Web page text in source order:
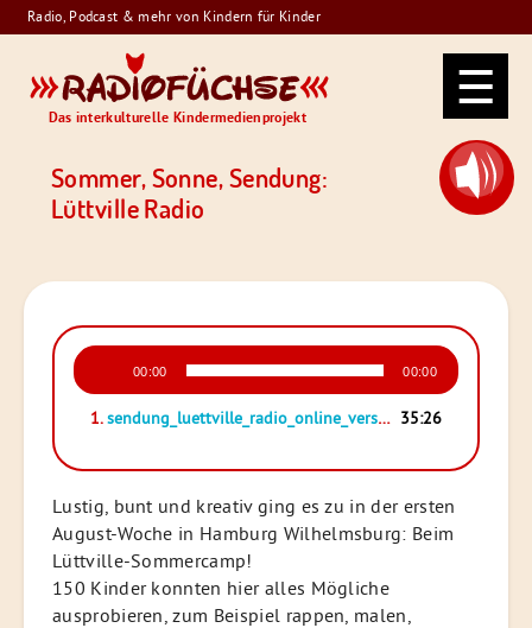
Skip
to
Radio, Podcast & mehr von Kindern für Kinder
Radiofüchse
Das interkulturelle Kindermedienprojekt
Sommer, Sonne, Sendung:
Lüttville Radio
Audio-
Player
00:00 00:00
1.sendung_luettville_radio_online_version_128_kb 35:26
Lustig, bunt und kreativ ging es zu in der ersten
August-Woche in Hamburg Wilhelmsburg: Beim
Lüttville-Sommercamp!
150 Kinder konnten hier alles Mögliche
ausprobieren, zum Beispiel rappen, malen,